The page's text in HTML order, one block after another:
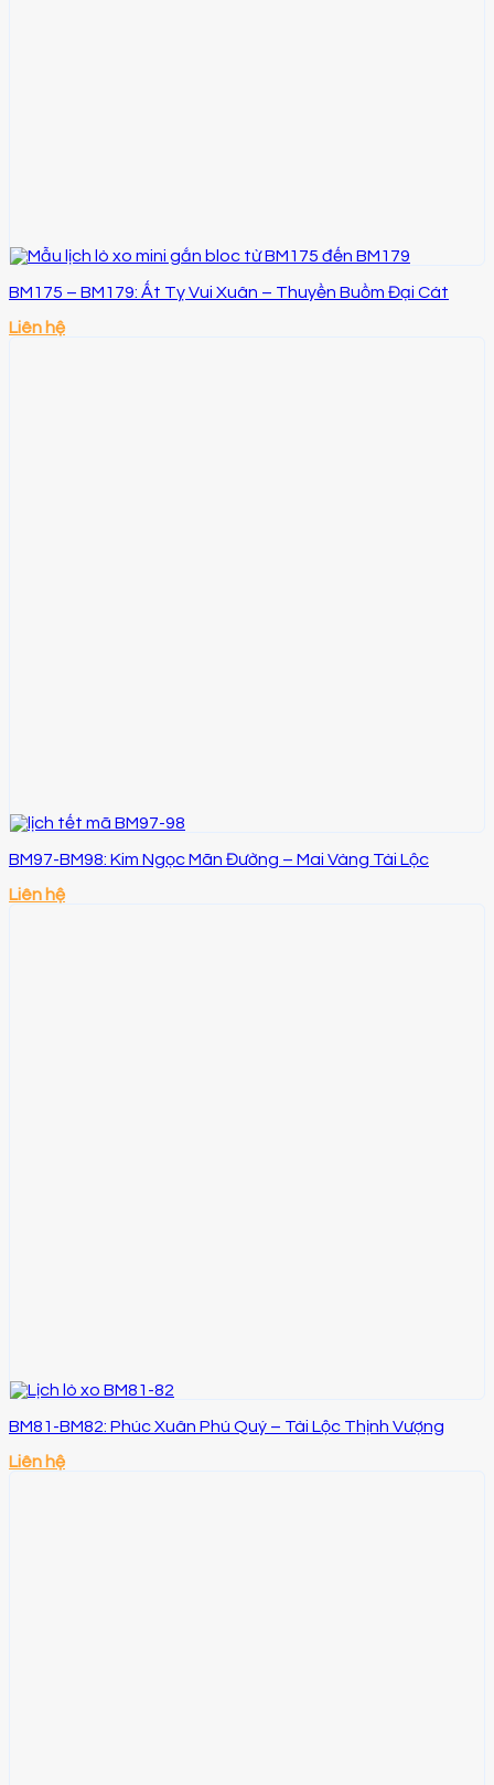
BM175 – BM179: Ất Tỵ Vui Xuân – Thuyền Buồm Đại Cát
Liên hệ
BM97-BM98: Kim Ngọc Mãn Đường – Mai Vàng Tài Lộc
Liên hệ
BM81-BM82: Phúc Xuân Phú Quý – Tài Lộc Thịnh Vượng
Liên hệ